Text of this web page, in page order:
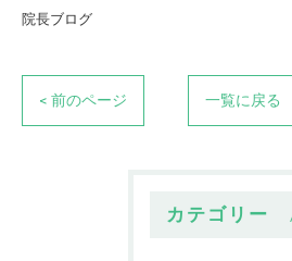
院長ブログ
< 前のページ 一覧に戻る
カテゴリー